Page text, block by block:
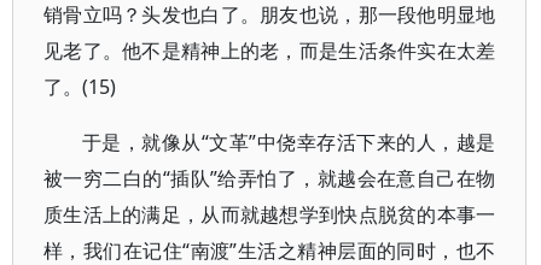
销骨立吗？头发也白了。朋友也说，那一段他明显地
见老了。他不是精神上的老，而是生活条件实在太差
了。(15)
于是，就像从“文革”中侥幸存活下来的人，越是
被一穷二白的“插队”给弄怕了，就越会在意自己在物
质生活上的满足，从而就越想学到快点脱贫的本事一
样，我们在记住“南渡”生活之精神层面的同时，也不